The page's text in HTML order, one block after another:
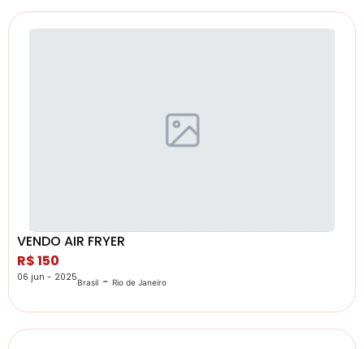
VENDO AIR FRYER
R$ 150
06 jun - 2025Brasil - Rio de Janeiro